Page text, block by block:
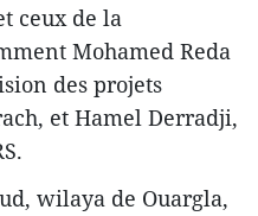
ceux de la
Mohamed Reda
des projets
et Hamel Derradji,
wilaya de Ouargla,